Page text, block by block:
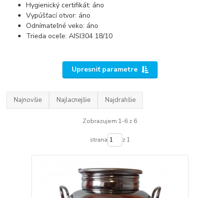
Hygienický certifikát: áno
Vypúšťací otvor: áno
Odnímateľné veko: áno
Trieda oceľe: AISI304 18/10
Upresniť parametre
Najnovšie Najlacnejšie Najdrahšie
Zobrazujem 1-6 z 6
strana z 1